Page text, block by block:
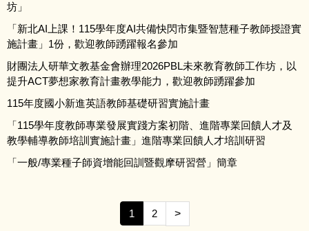
坊」
「新北AI上課！115學年度AI共備快閃市集暨智慧種子教師授證實
施計畫」1份，歡迎教師踴躍報名參加
財團法人研華文教基金會辦理2026PBL未來教育教師工作坊，以
提升ACT夢想家教育計畫教學能力，歡迎教師踴躍參加
115年度國小新進英語教師基礎研習實施計畫
「115學年度教師專業發展實踐方案初階、進階專業回饋人才及
教學輔導教師培訓實施計畫」進階專業回饋人才培訓研習
「一般/專業種子師資增能回訓暨觀摩研習營」簡章
1 2 >